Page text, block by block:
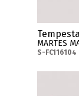
MARTES
S-FC116104